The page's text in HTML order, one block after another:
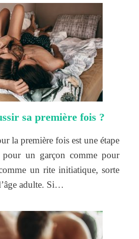
sa première fois ?
la première fois est une étape
pour un garçon comme pour
un rite initiatique, sorte
adulte. Si…